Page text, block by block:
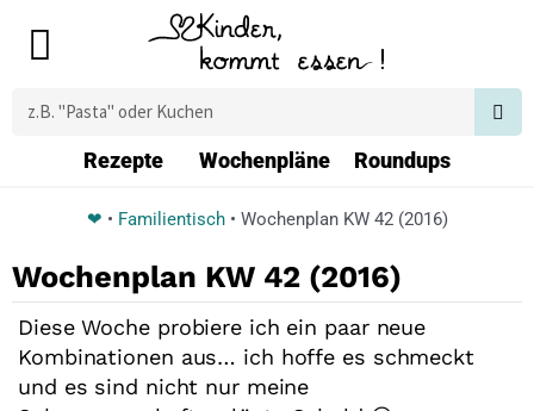
Main
Suche
Rezepte Wochenpläne Roundups
❤ • Familientisch• Wochenplan KW 42 (2016)
Wochenplan KW 42 (2016)
Diese Woche probiere ich ein paar neue
Kombinationen aus… ich hoffe es schmeckt
und es sind nicht nur meine